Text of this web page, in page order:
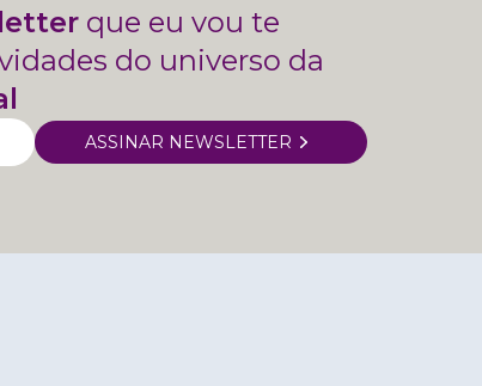
que eu vou te
do universo da
ASSINAR NEWSLETTER